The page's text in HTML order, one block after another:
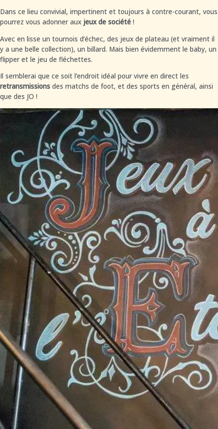
Dans ce lieu convivial, impertinent et toujours à contre-courant, vous
pourrez vous adonner aux jeux de société !
Avec en lisse un tournois d’échec, des jeux de plateau (et vraiment il
y a une belle collection), un billard. Mais bien évidemment le baby, un
flipper et le jeu de fléchettes.
Il semblerai que ce soit l’endroit idéal pour vivre en direct les
retransmissions des matchs de foot, et des sports en général, ainsi
que des JO !